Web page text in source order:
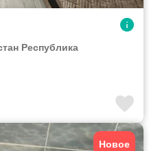
Республика
Новое